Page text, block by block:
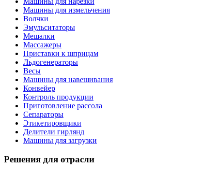
Машины для измельчения
Волчки
Эмульситаторы
Мешалки
Массажеры
Приставки к шприцам
Льдогенераторы
Весы
Машины для навешивания
Конвейер
Контроль продукции
Приготовление рассола
Сепараторы
Этикетировщики
Делители гирлянд
Машины для загрузки
Решения для отрасли